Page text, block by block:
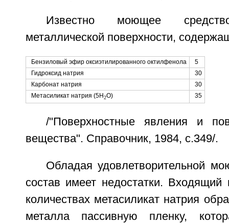
Известно моющее
металлической поверхности,
Бензиловый эфир оксиэтилированного октилфенола
5
Гидроксид натрия
30
Карбонат натрия
30
Метасиликат натрия (5Н2О) 35
/"Поверхностные явления и
вещества". Справочник, 1984, с.349/.
Обладая удовлетворительной
состав имеет недостатки.
количествах метасиликат натрия
металла пассивную пленку,